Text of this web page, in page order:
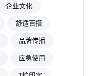
企业文化
舒适百搭
品牌传播
应急使用